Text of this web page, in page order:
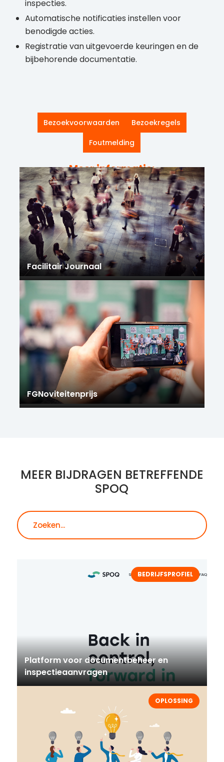
inspecties.
Automatische notificaties instellen voor
benodigde acties.
Registratie van uitgevoerde keuringen en de
bijbehorende documentatie.
Bezoekvoorwaarden
Bezoekregels
Foutmelding
Meer informatie:
Facilitair Journaal
FGNoviteitenprijs
MEER BIJDRAGEN BETREFFENDE
SPOQ
BEDRIJFSPROFIEL
Platform voor documentbeheer en
inspectieaanvragen
OPLOSSING